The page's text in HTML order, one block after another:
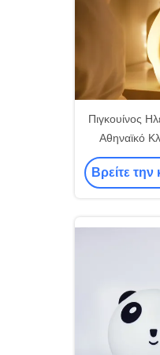
Πιγκουίνος
Αθηναϊκό
Βρείτε την